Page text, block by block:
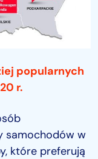
popularnych
r.
samochodów w
które preferują